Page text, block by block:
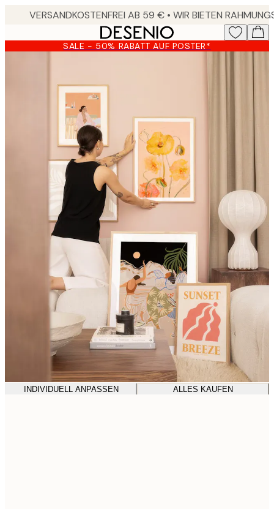
content.
SALE - 50% RABATT AUF POSTER*
INDIVIDUELL ANPASSEN ALLES KAUFEN